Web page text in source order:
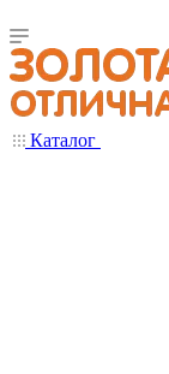
Каталог